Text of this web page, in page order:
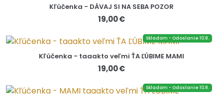
Kľúčenka - DÁVAJ SI NA SEBA POZOR
19,00 €
Skladom - Odoslanie 10.8.
Kľúčenka - taaakto veľmi ŤA ĽÚBIME MAMI
19,00 €
Skladom - Odoslanie 10.8.